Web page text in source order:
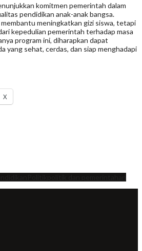
komitmen pemerintah dalam
pendidikan anak-anak bangsa.
meningkatkan gizi siswa, tetapi
kepedulian pemerintah terhadap masa
program ini, diharapkan dapat
yang sehat, cerdas, dan siap menghadapi
X